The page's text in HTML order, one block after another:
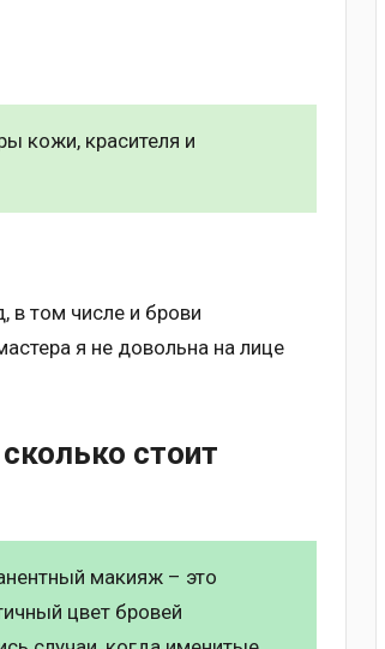
кожи, красителя и
в том числе и брови
я не довольна на лице
стоит
макияж – это
цвет бровей